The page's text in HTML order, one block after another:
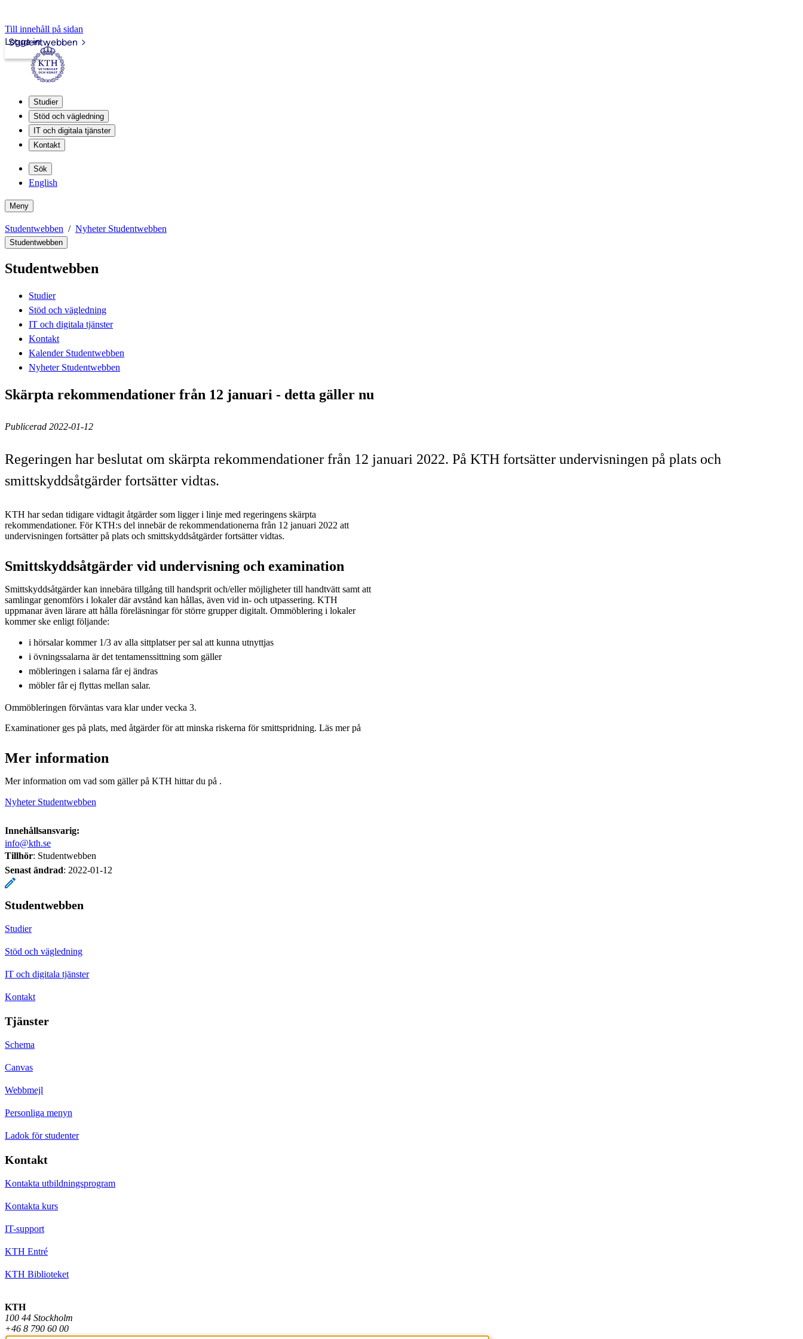
Till innehåll på sidan
Studentwebben
Logga in
Studier
Stöd och vägledning
IT och digitala tjänster
Kontakt
Sök
English
Meny
Studentwebben Nyheter Studentwebben
Studentwebben
Studentwebben
Studier
Stöd och vägledning
IT och digitala tjänster
Kontakt
Kalender Studentwebben
Nyheter Studentwebben
Skärpta rekommendationer från 12 januari - detta gäller nu
Publicerad 2022-01-12
Regeringen har beslutat om skärpta rekommendationer från 12 januari 2022. På KTH fortsätter undervisningen på plats och
smittskyddsåtgärder fortsätter vidtas.
KTH har sedan tidigare vidtagit åtgärder som ligger i linje med regeringens skärpta
rekommendationer. För KTH:s del innebär de rekommendationerna från 12 januari 2022 att
undervisningen fortsätter på plats och smittskyddsåtgärder fortsätter vidtas.
Smittskyddsåtgärder vid undervisning och examination
Smittskyddsåtgärder kan innebära tillgång till handsprit och/eller möjligheter till handtvätt samt att
samlingar genomförs i lokaler där avstånd kan hållas, även vid in- och utpassering. KTH
uppmanar även lärare att hålla föreläsningar för större grupper digitalt. Ommöblering i lokaler
kommer ske enligt följande:
i hörsalar kommer 1/3 av alla sittplatser per sal att kunna utnyttjas
i övningssalarna är det tentamenssittning som gäller
möbleringen i salarna får ej ändras
möbler får ej flyttas mellan salar.
Ommöbleringen förväntas vara klar under vecka 3.
Examinationer ges på plats, med åtgärder för att minska riskerna för smittspridning. Läs mer på
Mer information
Mer information om vad som gäller på KTH hittar du på .
Nyheter Studentwebben
Innehållsansvarig:
info@kth.se
Tillhör: Studentwebben
Senast ändrad: 2022-01-12
Studentwebben
Studier
Stöd och vägledning
IT och digitala tjänster
Kontakt
Tjänster
Schema
Canvas
Webbmejl
Personliga menyn
Ladok för studenter
Kontakt
Kontakta utbildningsprogram
Kontakta kurs
IT-support
KTH Entré
KTH Biblioteket
KTH
100 44 Stockholm
+46 8 790 60 00